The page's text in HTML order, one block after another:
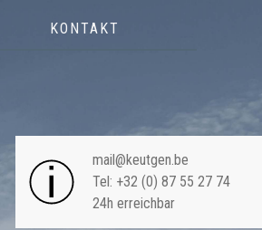
mail@keutgen.be
Tel: +32 (0) 87 55 27 74
24h erreichbar
KONTAKT